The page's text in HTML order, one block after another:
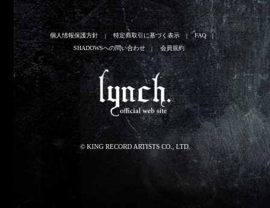
個人情報保護方針 特定商取引に基づく表示
FAQ
SHADOWSへの問い合わせ
会員規約
© KING RECORD ARTISTS CO., LTD.